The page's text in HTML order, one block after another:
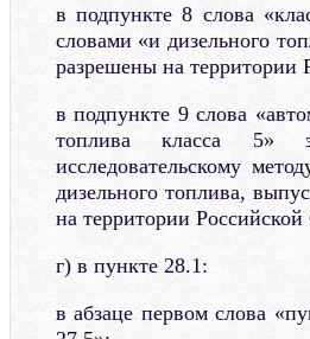
в подпункте 8 слова
словами «и дизельного
разрешены на территории
в подпункте 9 слова
топлива класса 5»
исследовательскому
дизельного топлива,
на территории
г) в пункте 28.1:
в абзаце первом слова